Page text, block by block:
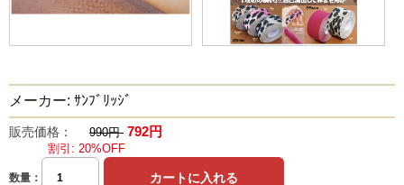
メーカー: ｻﾝﾌﾞﾘｯｼﾞ
販売価格： 990円 792円
割引: 20%OFF
数量：